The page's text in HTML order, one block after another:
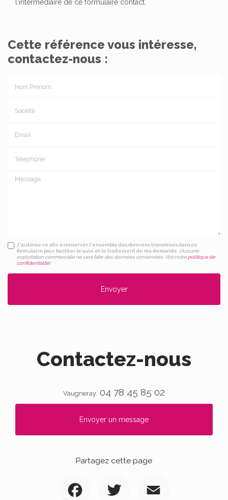
l'intermédiaire de ce formulaire contact.
Cette référence vous intéresse,
contactez-nous :
Message
J'autorise ce site à conserver l'ensemble des données transmises dans ce
formulaire pour faciliter le suivi et le traitement de ma demande. (Aucune
exploitation commerciale ne sera faite des données conservées. Voir notre politique de
confidentialité)
Contactez-nous
Vaugneray. 04 78 45 85 02
Envoyer un message
Partagez cette page